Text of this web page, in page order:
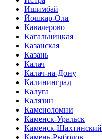
Ишимбай
Йошкар-Ола
Кавалерово
Кагальницкая
Казанская
Казань
Калач
Калач-на-Дону
Калининград
Калуга
Калязин
Каменоломни
Каменск-Уральск
Каменск-Шахтинский
Камень-Рыболов